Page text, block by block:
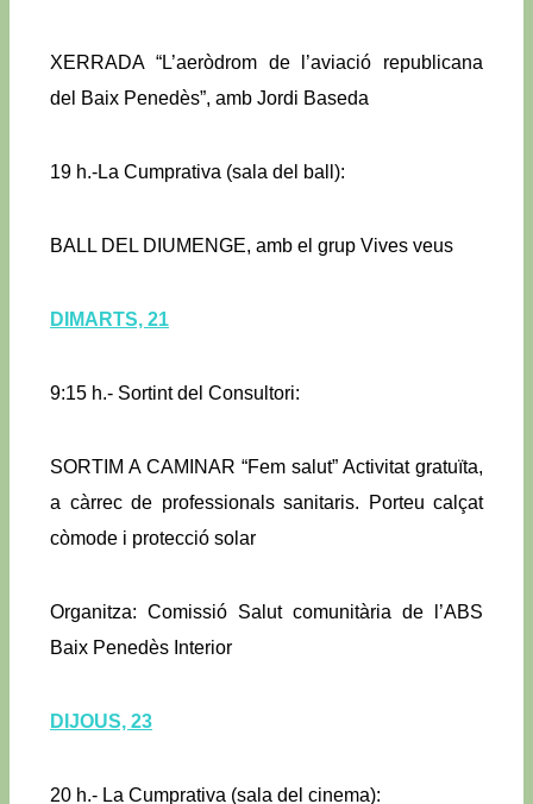
XERRADA “L’aeròdrom de l’aviació republicana
del Baix Penedès”, amb Jordi Baseda
19 h.-La Cumprativa (sala del ball):
BALL DEL DIUMENGE, amb el grup Vives veus
DIMARTS, 21
9:15 h.- Sortint del Consultori:
SORTIM A CAMINAR “Fem salut” Activitat gratuïta,
a càrrec de professionals sanitaris. Porteu calçat
còmode i protecció solar
Organitza: Comissió Salut comunitària de l’ABS
Baix Penedès Interior
DIJOUS, 23
20 h.- La Cumprativa (sala del cinema):